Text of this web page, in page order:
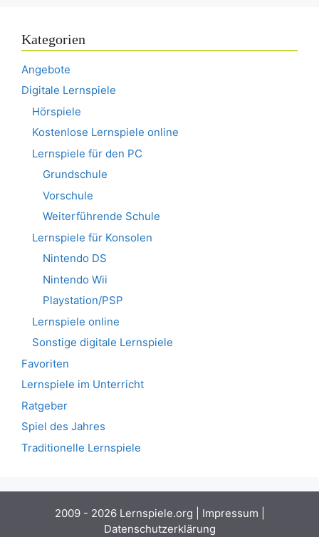
Kategorien
Angebote
Digitale Lernspiele
Hörspiele
Kostenlose Lernspiele online
Lernspiele für den PC
Grundschule
Vorschule
Weiterführende Schule
Lernspiele für Konsolen
Nintendo DS
Nintendo Wii
Playstation/PSP
Lernspiele online
Sonstige digitale Lernspiele
Favoriten
Lernspiele im Unterricht
Ratgeber
Spiel des Jahres
Traditionelle Lernspiele
2009 - 2026 Lernspiele.org | Impressum
Datenschutzerklärung